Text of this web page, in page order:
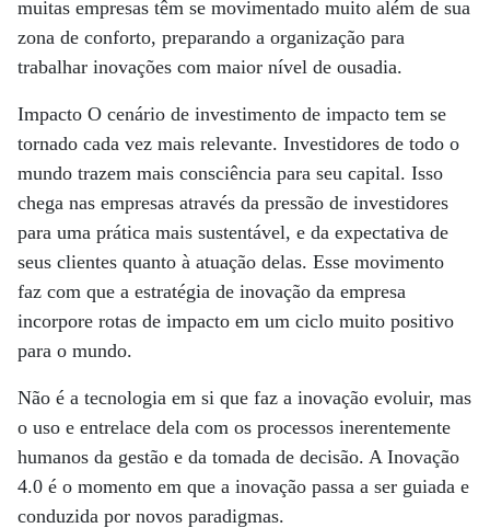
muitas empresas têm se movimentado muito além de sua
zona de conforto, preparando a organização para
trabalhar inovações com maior nível de ousadia.
Impacto O cenário de investimento de impacto tem se
tornado cada vez mais relevante. Investidores de todo o
mundo trazem mais consciência para seu capital. Isso
chega nas empresas através da pressão de investidores
para uma prática mais sustentável, e da expectativa de
seus clientes quanto à atuação delas. Esse movimento
faz com que a estratégia de inovação da empresa
incorpore rotas de impacto em um ciclo muito positivo
para o mundo.
Não é a tecnologia em si que faz a inovação evoluir, mas
o uso e entrelace dela com os processos inerentemente
humanos da gestão e da tomada de decisão. A Inovação
4.0 é o momento em que a inovação passa a ser guiada e
conduzida por novos paradigmas.